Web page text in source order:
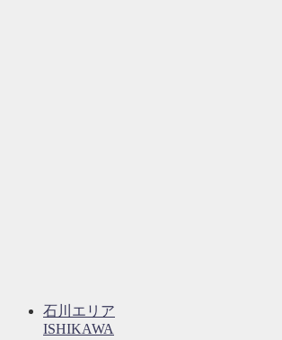
石川エリア
ISHIKAWA